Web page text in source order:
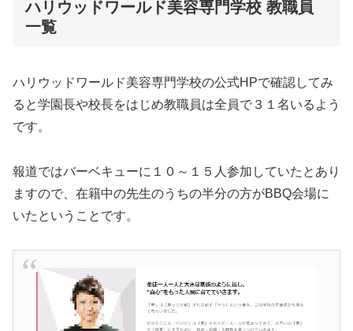
ハリウッドワールド美容専門学校 教職員
一覧
ハリウッドワールド美容専門学校の公式HPで確認してみ
ると学園長や校長をはじめ教職員は全員で３１名いるよう
です。
報道ではバーベキューに１０～１５人参加していたとあり
ますので、在籍中の先生のうちの半分の方がBBQ会場に
いたということです。